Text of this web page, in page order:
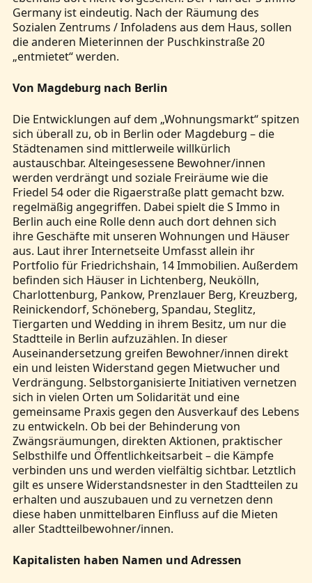
Germany ist eindeutig. Nach der Räumung des
Sozialen Zentrums / Infoladens aus dem Haus, sollen
die anderen Mieterinnen der Puschkinstraße 20
„entmietet“ werden.
Von Magdeburg nach Berlin
Die Entwicklungen auf dem „Wohnungsmarkt“ spitzen
sich überall zu, ob in Berlin oder Magdeburg – die
Städtenamen sind mittlerweile willkürlich
austauschbar. Alteingesessene Bewohner/innen
werden verdrängt und soziale Freiräume wie die
Friedel 54 oder die Rigaerstraße platt gemacht bzw.
regelmäßig angegriffen. Dabei spielt die S Immo in
Berlin auch eine Rolle denn auch dort dehnen sich
ihre Geschäfte mit unseren Wohnungen und Häuser
aus. Laut ihrer Internetseite Umfasst allein ihr
Portfolio für Friedrichshain, 14 Immobilien. Außerdem
befinden sich Häuser in Lichtenberg, Neukölln,
Charlottenburg, Pankow, Prenzlauer Berg, Kreuzberg,
Reinickendorf, Schöneberg, Spandau, Steglitz,
Tiergarten und Wedding in ihrem Besitz, um nur die
Stadtteile in Berlin aufzuzählen. In dieser
Auseinandersetzung greifen Bewohner/innen direkt
ein und leisten Widerstand gegen Mietwucher und
Verdrängung. Selbstorganisierte Initiativen vernetzen
sich in vielen Orten um Solidarität und eine
gemeinsame Praxis gegen den Ausverkauf des Lebens
zu entwickeln. Ob bei der Behinderung von
Zwängsräumungen, direkten Aktionen, praktischer
Selbsthilfe und Öffentlichkeitsarbeit – die Kämpfe
verbinden uns und werden vielfältig sichtbar. Letztlich
gilt es unsere Widerstandsnester in den Stadtteilen zu
erhalten und auszubauen und zu vernetzen denn
diese haben unmittelbaren Einfluss auf die Mieten
aller Stadtteilbewohner/innen.
Kapitalisten haben Namen und Adressen